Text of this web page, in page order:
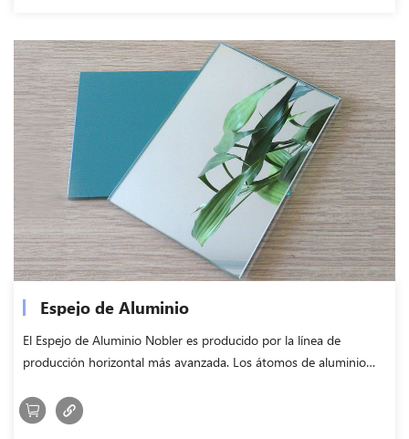
Espejo de Aluminio
El Espejo de Aluminio Nobler es producido por la línea de
producción horizontal más avanzada. Los átomos de aluminio
cámara de vacío y operan en una línea de flujo completamente
automática.